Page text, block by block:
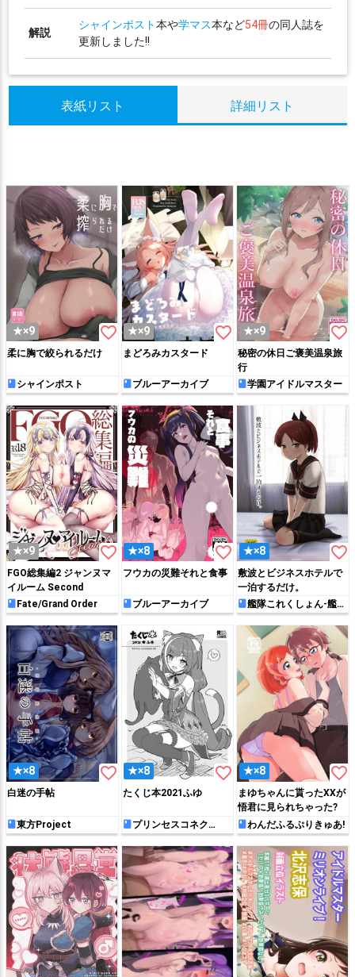
解説
シャインポスト本や学マス本など54冊の同人誌を
更新しました!!
表紙リスト 詳細リスト
★×9 favorite_border
柔に胸で絞られるだけ
シャインポスト
★×9 favorite_border
まどろみカスタード
ブルーアーカイブ
★×9 favorite_border
秘密の休日ご褒美温泉旅
行
学園アイドルマスター
★×9 favorite_border
FGO総集編2 ジャンヌマ
イルーム Second
Fate/Grand Order
★×8 favorite_border
フウカの災難それと食事
ブルーアーカイブ
★×8 favorite_border
敷波とビジネスホテルで
一泊するだけ。
艦隊これくしょん-艦こ
れ-
★×8 favorite_border
白迷の手帖
東方Project
★×8 favorite_border
たくじ本2021ふゆ
プリンセスコネク
ト!Re:Dive
★×8 favorite_border
まゆちゃんに貰ったXXが
悟君に見られちゃった?
わんだふるぷりきゅあ!